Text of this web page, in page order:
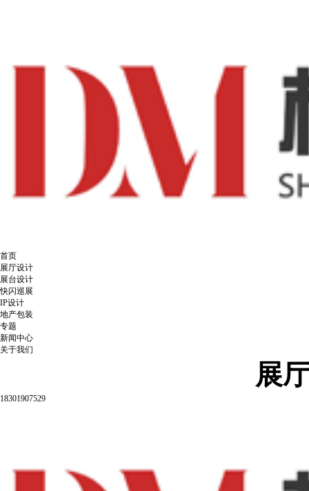
首页
展厅设计
展台设计
快闪巡展
IP设计
地产包装
专题
新闻中心
关于我们
展
18301907529